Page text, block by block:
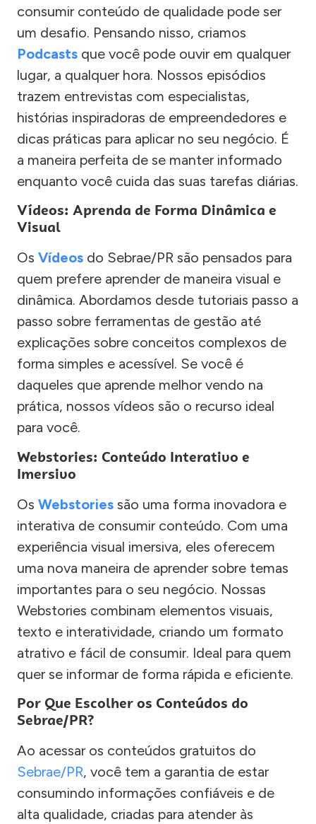
consumir conteúdo de qualidade pode ser
um desafio. Pensando nisso, criamos
Podcasts que você pode ouvir em qualquer
lugar, a qualquer hora. Nossos episódios
trazem entrevistas com especialistas,
histórias inspiradoras de empreendedores e
dicas práticas para aplicar no seu negócio. É
a maneira perfeita de se manter informado
enquanto você cuida das suas tarefas diárias.
Vídeos: Aprenda de Forma Dinâmica e
Visual
Os Vídeos do Sebrae/PR são pensados para
quem prefere aprender de maneira visual e
dinâmica. Abordamos desde tutoriais passo a
passo sobre ferramentas de gestão até
explicações sobre conceitos complexos de
forma simples e acessível. Se você é
daqueles que aprende melhor vendo na
prática, nossos vídeos são o recurso ideal
para você.
Webstories: Conteúdo Interativo e
Imersivo
Os Webstories são uma forma inovadora e
interativa de consumir conteúdo. Com uma
experiência visual imersiva, eles oferecem
uma nova maneira de aprender sobre temas
importantes para o seu negócio. Nossas
Webstories combinam elementos visuais,
texto e interatividade, criando um formato
atrativo e fácil de consumir. Ideal para quem
quer se informar de forma rápida e eficiente.
Por Que Escolher os Conteúdos do
Sebrae/PR?
Ao acessar os conteúdos gratuitos do
Sebrae/PR, você tem a garantia de estar
consumindo informações confiáveis e de
alta qualidade, criadas para atender às